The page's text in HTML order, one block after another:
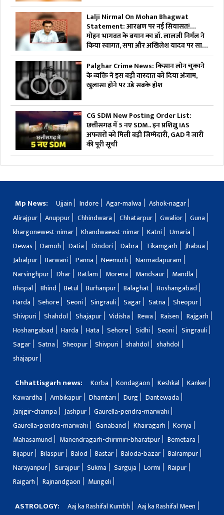
Lalji Nirmal On Mohan Bhagwat
Statement: आरक्षण पर नई सियासत!…
मोहन भागवत के बयान का डॉ. लालजी निर्मल ने
किया स्वागत, सपा और अखिलेश यादव पर साधा
निशाना
Palghar Crime News: किसान लोन चुकाने
के व्यक्ति ने इस बड़ी वारदात को दिया अंजाम,
खुलासा होने पर उड़े सबके होश
CG SDM New Posting Order List:
छत्तीसगढ़ में 5 नए SDM.. इन प्रशिक्षु IAS
अफसरों को मिली बड़ी जिम्मेदारी, GAD ने जारी
की पूरी सूची
Mp News: Ujjain Indore Agar-malwa
Ashok-nagar
Alirajpur
Anuppur Chhindwara Chhatarpur Gwalior
Guna
khargonewest-nimar
Khandwaeast-nimar Katni
Umaria
Dewas
Damoh Datia Dindori Dabra Tikamgarh
Jhabua
Jabalpur
Barwani Panna Neemuch
Narmadapuram
Narsinghpur
Dhar Ratlam Morena Mandsaur
Mandla
Bhopal
Bhind Betul Burhanpur Balaghat
Hoshangabad
Harda
Sehore Seoni Singrauli Sagar Satna
Sheopur
Shivpuri
Shahdol Shajapur Vidisha Rewa Raisen
Rajgarh
Hoshangabad
Harda Hata Sehore Sidhi Seoni
Singrauli
Sagar
Satna Sheopur Shivpuri shahdol
shahdol
shajapur
Chhattisgarh news: Korba Kondagaon Keshkal
Kanker
Kawardha
Ambikapur Dhamtari Durg
Dantewada
Janjgir-champa
Jashpur
Gaurella-pendra-marwahi
Gaurella-pendra-marwahi
Gariaband Khairagarh
Koriya
Mahasamund
Manendragarh-chirimiri-bharatpur
Bemetara
Bijapur
Bilaspur Balod Bastar Baloda-bazar
Balrampur
Narayanpur
Surajpur Sukma Sarguja Lormi
Raipur
Raigarh
Rajnandgaon Mungeli
ASTROLOGY: Aaj ka Rashifal Kumbh
Aaj ka Rashifal Meen